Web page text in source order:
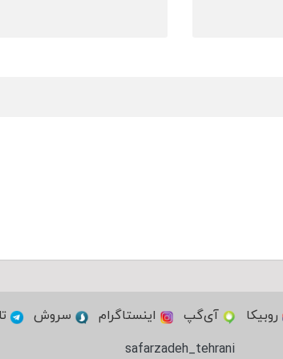
روبیکا آی‌گپ اینستاگرام سروش
safarzadeh_tehrani